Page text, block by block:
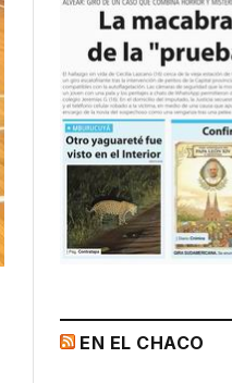
EN EL CHACO